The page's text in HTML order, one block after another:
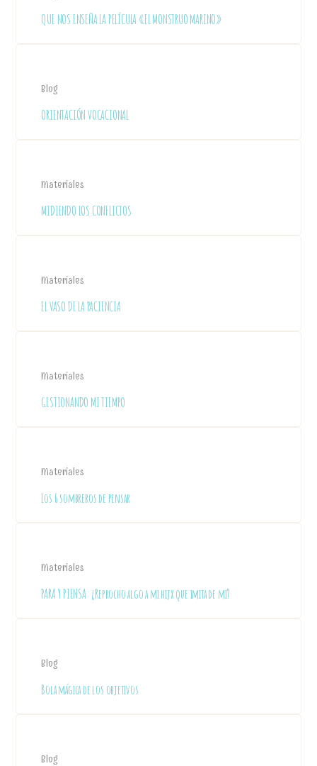
QUE NOS ENSEÑA LA PELÍCULA «EL MONSTRUO MARINO»
Blog
ORIENTACIÓN VOCACIONAL
Materiales
MIDIENDO LOS CONFLICTOS
Materiales
EL VASO DE LA PACIENCIA
Materiales
GESTIONANDO MI TIEMPO
Materiales
Los 6 sombreros de pensar
Materiales
PARA Y PIENSA: ¿Reprocho algo a mi hijx que imita de mi?
Blog
Bola mágica de los objetivos
Blog